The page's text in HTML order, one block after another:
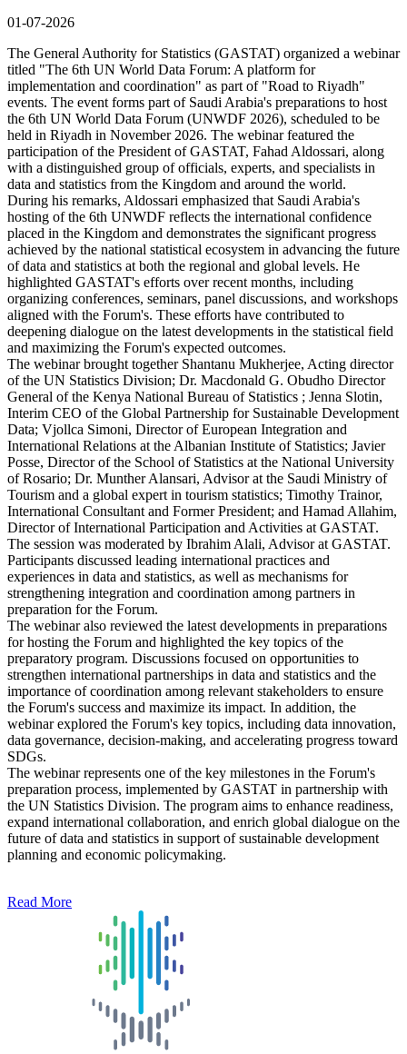
01-07-2026
The General Authority for Statistics (GASTAT) organized a webinar
titled "The 6th UN World Data Forum: A platform for
implementation and coordination" as part of "Road to Riyadh"
events. The event forms part of Saudi Arabia's preparations to host
the 6th UN World Data Forum (UNWDF 2026), scheduled to be
held in Riyadh in November 2026. The webinar featured the
participation of the President of GASTAT, Fahad Aldossari, along
with a distinguished group of officials, experts, and specialists in
data and statistics from the Kingdom and around the world.
During his remarks, Aldossari emphasized that Saudi Arabia's
hosting of the 6th UNWDF reflects the international confidence
placed in the Kingdom and demonstrates the significant progress
achieved by the national statistical ecosystem in advancing the future
of data and statistics at both the regional and global levels. He
highlighted GASTAT's efforts over recent months, including
organizing conferences, seminars, panel discussions, and workshops
aligned with the Forum's. These efforts have contributed to
deepening dialogue on the latest developments in the statistical field
and maximizing the Forum's expected outcomes.
The webinar brought together Shantanu Mukherjee, Acting director
of the UN Statistics Division; Dr. Macdonald G. Obudho Director
General of the Kenya National Bureau of Statistics ; Jenna Slotin,
Interim CEO of the Global Partnership for Sustainable Development
Data; Vjollca Simoni, Director of European Integration and
International Relations at the Albanian Institute of Statistics; Javier
Posse, Director of the School of Statistics at the National University
of Rosario; Dr. Munther Alansari, Advisor at the Saudi Ministry of
Tourism and a global expert in tourism statistics; Timothy Trainor,
International Consultant and Former President; and Hamad Allahim,
Director of International Participation and Activities at GASTAT.
The session was moderated by Ibrahim Alali, Advisor at GASTAT.
Participants discussed leading international practices and
experiences in data and statistics, as well as mechanisms for
strengthening integration and coordination among partners in
preparation for the Forum.
The webinar also reviewed the latest developments in preparations
for hosting the Forum and highlighted the key topics of the
preparatory program. Discussions focused on opportunities to
strengthen international partnerships in data and statistics and the
importance of coordination among relevant stakeholders to ensure
the Forum's success and maximize its impact. In addition, the
webinar explored the Forum's key topics, including data innovation,
data governance, decision-making, and accelerating progress toward
SDGs.
The webinar represents one of the key milestones in the Forum's
preparation process, implemented by GASTAT in partnership with
the UN Statistics Division. The program aims to enhance readiness,
expand international collaboration, and enrich global dialogue on the
future of data and statistics in support of sustainable development
planning and economic policymaking.
Read More